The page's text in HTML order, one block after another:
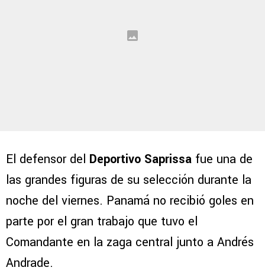
El defensor del Deportivo Saprissa fue una de
las grandes figuras de su selección durante la
noche del viernes. Panamá no recibió goles en
parte por el gran trabajo que tuvo el
Comandante en la zaga central junto a Andrés
Andrade.